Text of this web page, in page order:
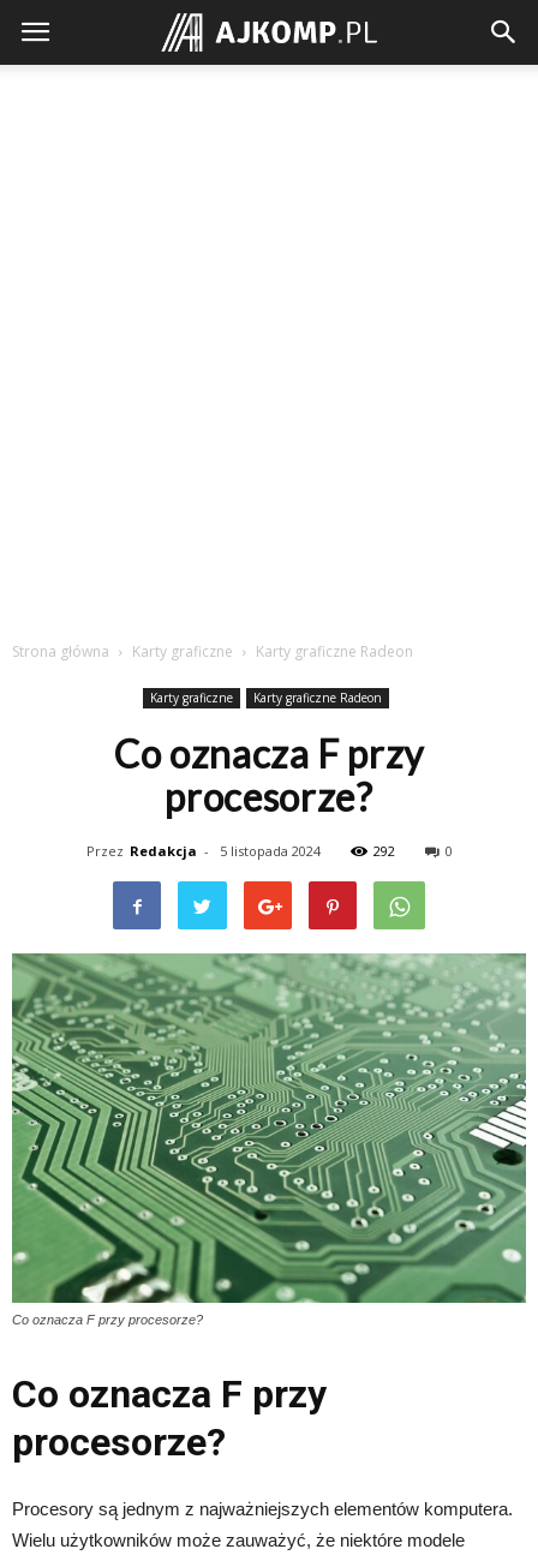
Ajkomp.pl
Strona główna Karty graficzne Karty graficzne Radeon
Karty graficzne Karty graficzne Radeon
Co oznacza F przy
procesorze?
Przez Redakcja - 5 listopada 2024 292 0
Co oznacza F przy procesorze?
Co oznacza F przy
procesorze?
Procesory są jednym z najważniejszych elementów komputera.
Wielu użytkowników może zauważyć, że niektóre modele